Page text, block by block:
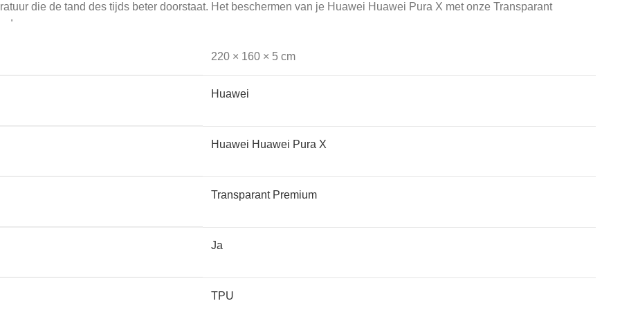
die de tand des tijds beter doorstaat. Het beschermen van je Huawei Huawei Pura X met onze Transparant
te laten beschermen.
220 × 160 × 5 cm
Huawei
Huawei Huawei Pura X
Transparant Premium
Ja
TPU